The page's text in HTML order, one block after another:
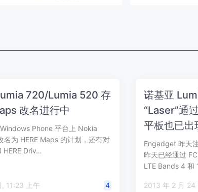
720/Lumia 520 存
改名进行中
Phone 平台上 Nokia
名为 HERE Maps 的计划，还有对
HERE Driv…
2013 年 2 月 25 日, 11:23 上午 4
诺基亚
“Laser”通
平板也已出
Engadget 昨天
昨天已经通过
LTE Bands 4 和